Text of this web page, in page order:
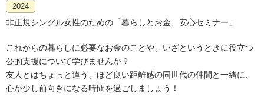
2024
非正規シングル女性のための「暮らしとお金、安心セミナー」
これからの暮らしに必要なお金のことや、いざというときに役立つ
公的支援について学びませんか？
友人とはちょっと違う、ほど良い距離感の同世代の仲間と一緒に、
心が少し前向きになる時間を過ごしましょう！